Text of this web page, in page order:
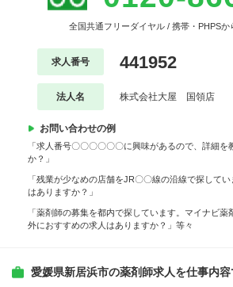
全国共通フリーダイヤル / 携帯・PHPSか
求人番号 441952
法人名 株式会社大屋 国領店
お問い合わせの例
「求人番号〇〇〇〇〇〇に興味があるので、詳細を
か？」
「残業が少なめの店舗をJR〇〇線の沿線で探して
はありますか？」
「薬剤師の募集を都内で探しています。マイナビ薬
外におすすめの求人はありますか？」等々
愛媛県新居浜市の薬剤師求人を仕事内